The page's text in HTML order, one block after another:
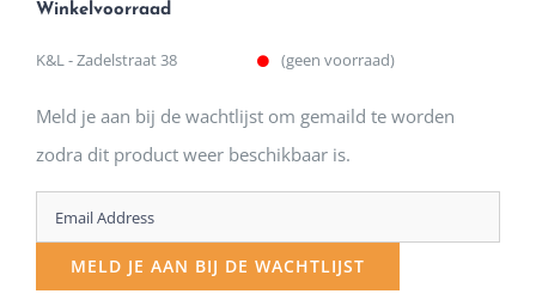
Winkelvoorraad
K&L - Zadelstraat 38 (geen voorraad)
Meld je aan bij de wachtlijst om gemaild te worden
zodra dit product weer beschikbaar is.
Enter
your
email
MELD JE AAN BIJ DE WACHTLIJST